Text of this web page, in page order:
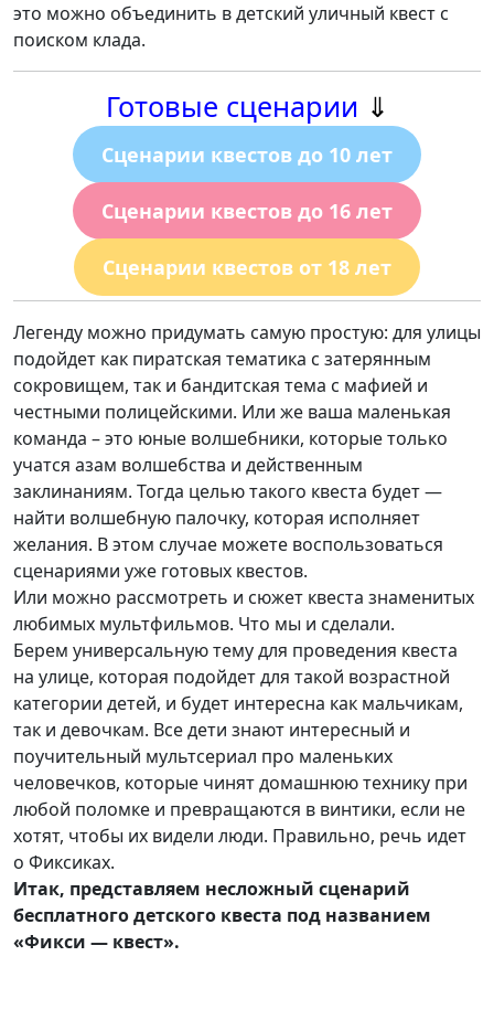
это можно объединить в детский уличный квест с
поиском клада.
Готовые сценарии ⇓
Сценарии квестов до 10 лет
Сценарии квестов до 16 лет
Сценарии квестов от 18 лет
Легенду можно придумать самую простую: для улицы
подойдет как пиратская тематика с затерянным
сокровищем, так и бандитская тема с мафией и
честными полицейскими. Или же ваша маленькая
команда – это юные волшебники, которые только
учатся азам волшебства и действенным
заклинаниям. Тогда целью такого квеста будет —
найти волшебную палочку, которая исполняет
желания. В этом случае можете воспользоваться
сценариями уже готовых квестов.
Или можно рассмотреть и сюжет квеста знаменитых
любимых мультфильмов. Что мы и сделали.
Берем универсальную тему для проведения квеста
на улице, которая подойдет для такой возрастной
категории детей, и будет интересна как мальчикам,
так и девочкам. Все дети знают интересный и
поучительный мультсериал про маленьких
человечков, которые чинят домашнюю технику при
любой поломке и превращаются в винтики, если не
хотят, чтобы их видели люди. Правильно, речь идет
о Фиксиках.
Итак, представляем несложный сценарий
бесплатного детского квеста под названием
«Фикси — квест».